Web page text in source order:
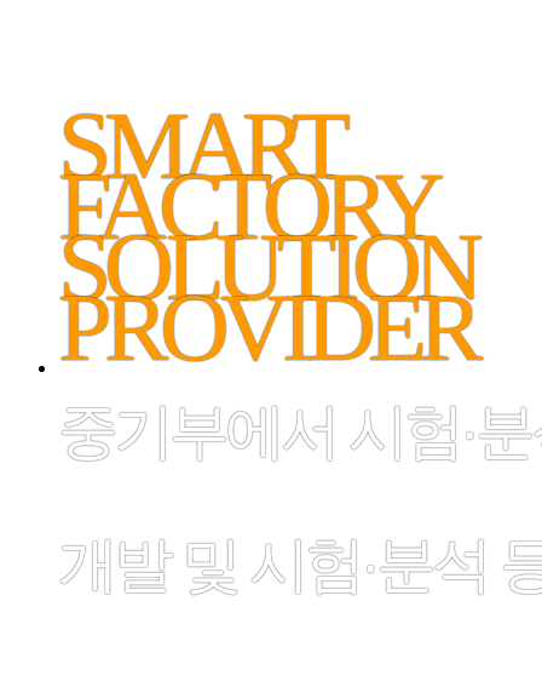
SMART
FACTORY
SOLUTION
PROVIDER
중기부에서 시험·
개발 및 시험·분석